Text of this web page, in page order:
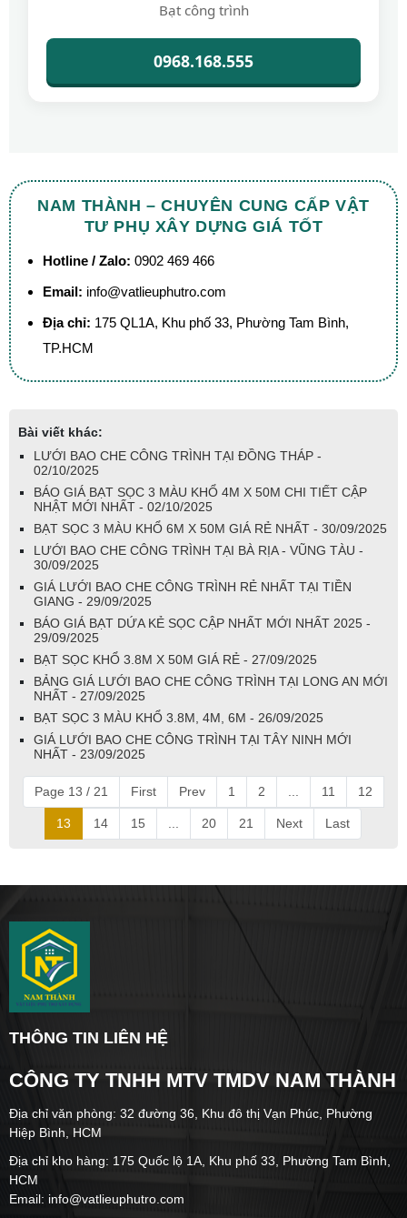
Bạt công trình
0968.168.555
NAM THÀNH – CHUYÊN CUNG CẤP VẬT
TƯ PHỤ XÂY DỰNG GIÁ TỐT
Hotline / Zalo: 0902 469 466
Email: info@vatlieuphutro.com
Địa chỉ: 175 QL1A, Khu phố 33, Phường Tam Bình,
TP.HCM
Bài viết khác:
LƯỚI BAO CHE CÔNG TRÌNH TẠI ĐỒNG THÁP -
02/10/2025
BÁO GIÁ BẠT SỌC 3 MÀU KHỔ 4M X 50M CHI TIẾT CẬP
NHẬT MỚI NHẤT - 02/10/2025
BẠT SỌC 3 MÀU KHỔ 6M X 50M GIÁ RẺ NHẤT - 30/09/2025
LƯỚI BAO CHE CÔNG TRÌNH TẠI BÀ RỊA - VŨNG TÀU -
30/09/2025
GIÁ LƯỚI BAO CHE CÔNG TRÌNH RẺ NHẤT TẠI TIỀN
GIANG - 29/09/2025
BÁO GIÁ BẠT DỨA KẺ SỌC CẬP NHẤT MỚI NHẤT 2025 -
29/09/2025
BẠT SỌC KHỔ 3.8M X 50M GIÁ RẺ - 27/09/2025
BẢNG GIÁ LƯỚI BAO CHE CÔNG TRÌNH TẠI LONG AN MỚI
NHẤT - 27/09/2025
BẠT SỌC 3 MÀU KHỔ 3.8M, 4M, 6M - 26/09/2025
GIÁ LƯỚI BAO CHE CÔNG TRÌNH TẠI TÂY NINH MỚI
NHẤT - 23/09/2025
Page 13 / 21 First Prev 1 2 11 12
13 14 15 20 21 Next Last
THÔNG TIN LIÊN HỆ
CÔNG TY TNHH MTV TMDV NAM THÀNH
Địa chỉ văn phòng: 32 đường 36, Khu đô thị Vạn Phúc, Phường
Hiệp Bình, HCM
Địa chỉ kho hàng: 175 Quốc lộ 1A, Khu phố 33, Phường Tam Bình,
HCM
Email: info@vatlieuphutro.com